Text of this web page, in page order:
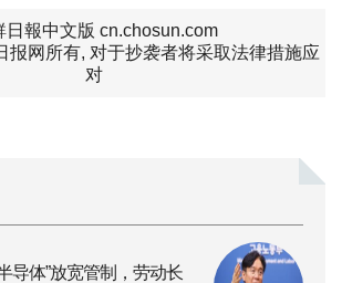
日報中文版 cn.chosun.com
报网所有, 对于抄袭者将采取法律措施应
对
导体”放宽管制，劳动长